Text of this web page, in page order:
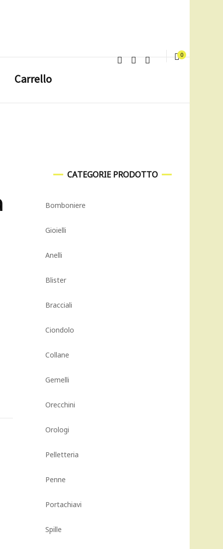
0
Carrello
CATEGORIE PRODOTTO
Bomboniere
Gioielli
Anelli
Blister
Bracciali
Ciondolo
Collane
Gemelli
Orecchini
Orologi
Pelletteria
Penne
Portachiavi
Spille